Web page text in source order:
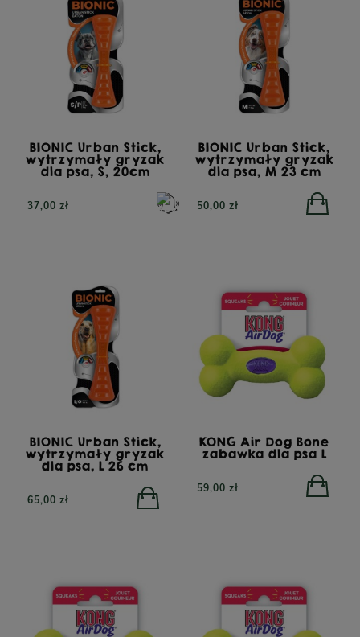
dynią dla psów dorosłych
26,90 zł
POWIADOM O
DOSTĘPNOŚCI
PERRO Cielęcina z
cukinią dla psów
26,90 zł
POWIADOM O
DOSTĘPNOŚCI
BIONIC Urban Stick,
wytrzymały gryzak
dla psa, S, 20cm
37,00 zł
BIONIC Urban Stick,
wytrzymały gryzak
dla psa, M 23 cm
50,00 zł
BIONIC Urban Stick,
wytrzymały gryzak
dla psa, L 26 cm
65,00 zł
KONG Air Dog Bone
zabawka dla psa L
59,00 zł